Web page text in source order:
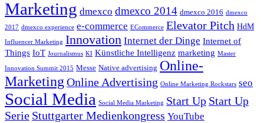
Marketing dmexco dmexco 2014 dmexco 2016 dmexco
2017 dmexco experience e-commerce ECommerce Elevator Pitch HdM
Influencer Marketing Innovation Internet der Dinge Internet of
Things IoT Journalismus KI Künstliche Intelligenz marketing Master
Innovation Summit 2015 Messe Native advertising Online-
Marketing Online Advertising Online Marketing Rockstars seo
Social Media Social Media Marketing Start Up Start Up
Serie Stuttgarter Medienkongress YouTube